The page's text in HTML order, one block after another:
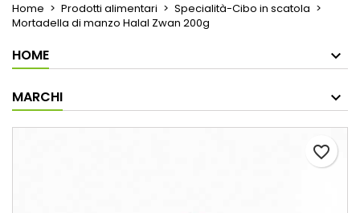
Home Prodotti alimentari
Specialità-Cibo in scatola
Mortadella di manzo Halal Zwan 200g
HOME
MARCHI
favorite_border
Annulla Crea lista dei desideri